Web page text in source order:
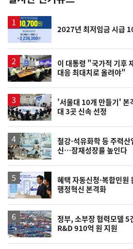
스
2027년 최저임금 시급
이 대통령 "국가적 기후
대응 최대치로 올려야"
'서울대 10개 만들기'
대 3곳 신속 선정
철강·석유화학 등 주력
신…잠재성장률 높인다
혜택 자동신청·복합민
행정혁신 본격화
정부, 소부장 협력모델
R&D 910억 원 지원